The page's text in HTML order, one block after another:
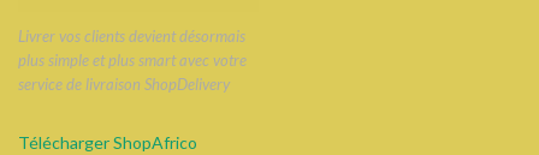
Livrer vos clients devient désormais
plus simple et plus smart avec votre
service de livraison ShopDelivery
Télécharger ShopAfrico